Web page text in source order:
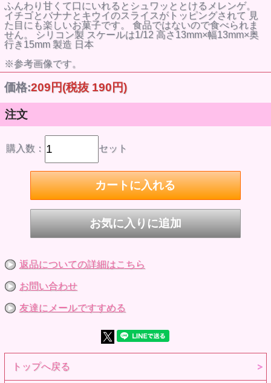
ふんわり甘くて口にいれるとシュワッととけるメレンゲ。
イチゴとバナナとキウイのスライスがトッピングされて 見
た目にも楽しいお菓子です。 食品ではないので食べられま
せん。 シリコン製 スケールは1/12 高さ13mm×幅13mm×奥
行き15mm 製造 日本
※参考画像です。
価格:209円(税抜 190円)
注文
購入数： セット
返品についての詳細はこちら
お問い合わせ
友達にメールですすめる
トップへ戻る